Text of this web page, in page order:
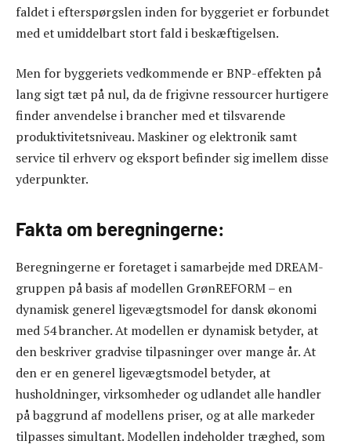
faldet i efterspørgslen inden for byggeriet er forbundet
med et umiddelbart stort fald i beskæftigelsen.
Men for byggeriets vedkommende er BNP-effekten på
lang sigt tæt på nul, da de frigivne ressourcer hurtigere
finder anvendelse i brancher med et tilsvarende
produktivitetsniveau. Maskiner og elektronik samt
service til erhverv og eksport befinder sig imellem disse
yderpunkter.
Fakta om beregningerne:
Beregningerne er foretaget i samarbejde med DREAM-
gruppen på basis af modellen GrønREFORM – en
dynamisk generel ligevægtsmodel for dansk økonomi
med 54 brancher. At modellen er dynamisk betyder, at
den beskriver gradvise tilpasninger over mange år. At
den er en generel ligevægtsmodel betyder, at
husholdninger, virksomheder og udlandet alle handler
på baggrund af modellens priser, og at alle markeder
tilpasses simultant. Modellen indeholder træghed, som